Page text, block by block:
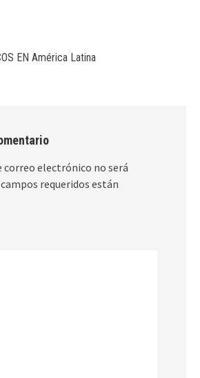
EN América Latina
correo electrónico no será
requeridos están